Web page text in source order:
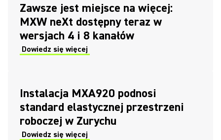
Zawsze jest miejsce na więcej:
MXW neXt dostępny teraz w
wersjach 4 i 8 kanałów
Dowiedz się więcej
Instalacja MXA920 podnosi
standard elastycznej przestrzeni
roboczej w Zurychu
Dowiedz się więcej